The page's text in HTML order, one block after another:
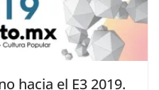
hacia el E3 2019.